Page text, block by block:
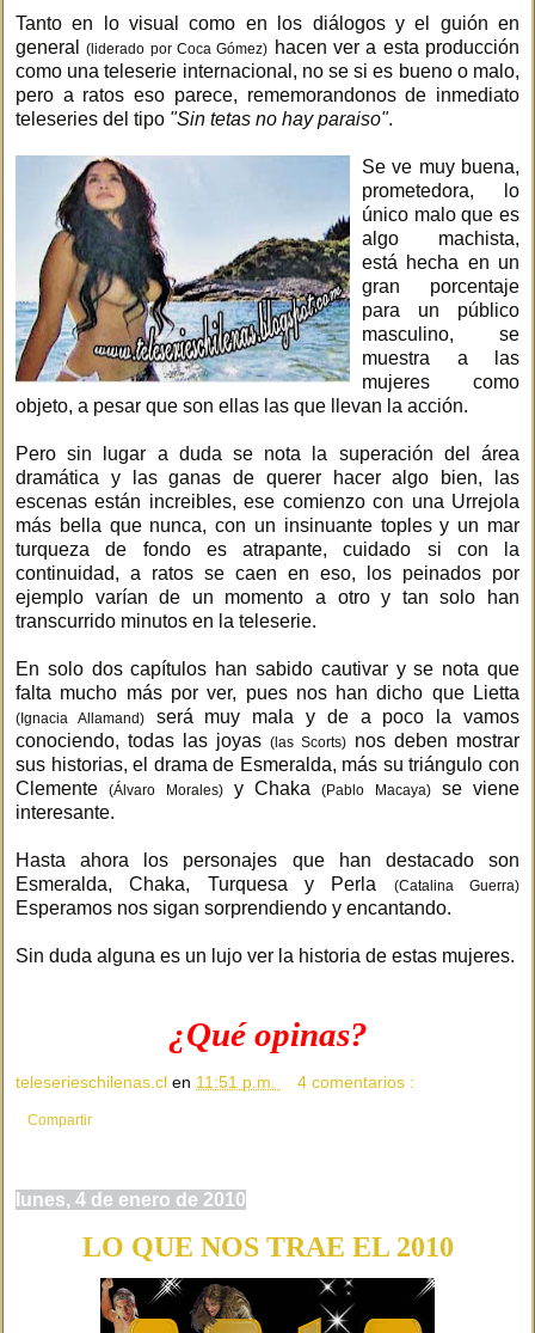
Tanto en lo visual como en los diálogos y el guión en
general(liderado por Coca Gómez) hacen ver a esta producción
como una teleserie internacional, no se si es bueno o malo,
pero a ratos eso parece, rememorandonos de inmediato
teleseries del tipo "Sin tetas no hay paraiso".
Se ve muy buena,
prometedora, lo
único malo que es
algo machista,
está hecha en un
gran porcentaje
para un público
masculino, se
muestra a las
mujeres como
objeto, a pesar que son ellas las que llevan la acción.
Pero sin lugar a duda se nota la superación del área
dramática y las ganas de querer hacer algo bien, las
escenas están increibles, ese comienzo con una Urrejola
más bella que nunca, con un insinuante toples y un mar
turqueza de fondo es atrapante, cuidado si con la
continuidad, a ratos se caen en eso, los peinados por
ejemplo varían de un momento a otro y tan solo han
transcurrido minutos en la teleserie.
En solo dos capítulos han sabido cautivar y se nota que
falta mucho más por ver, pues nos han dicho que Lietta
(Ignacia Allamand)será muy mala y de a poco la vamos
conociendo, todas las joyas (las Scorts) nos deben mostrar
sus historias, el drama de Esmeralda, más su triángulo con
Clemente(Álvaro Morales)y Chaka(Pablo Macaya)se viene
interesante.
Hasta ahora los personajes que han destacado son
Esmeralda, Chaka, Turquesa y Perla
(Catalina Guerra)
Esperamos nos sigan sorprendiendo y encantando.
Sin duda alguna es un lujo ver la historia de estas mujeres.
¿Qué opinas?
teleserieschilenas.cl en 11:51 p.m. 4 comentarios :
Compartir
lunes, 4 de enero de 2010
LO QUE NOS TRAE EL 2010